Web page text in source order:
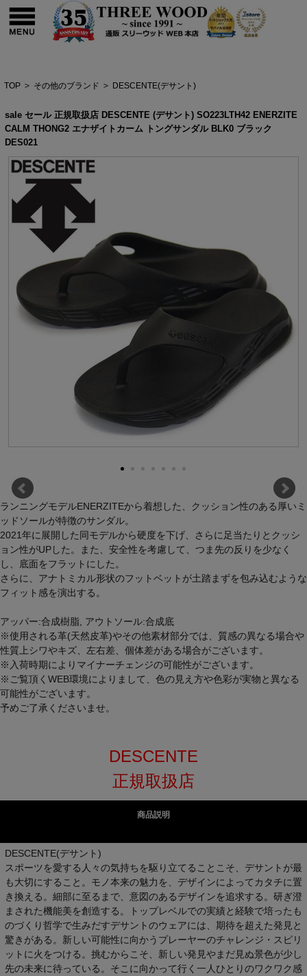
TOP > その他のブランド > DESCENTE(デサント)
sale セール 正規取扱店 DESCENTE (デサント) SO223LTH42 ENERZITE
CALM THONG2 エナザイトカーム トングサンダル BLK0 ブラック
DES021
ランニングモデルENERZITEから着想した、クッション性のある厚いミ
ッドソールが特徴のサンダル。
2021年に展開した同モデルから硬度を下げ、さらに足当たりとクッシ
ョン性がUPした。また、安全性を考慮して、つま先の反りを少なく
し、底面をフラットにした。
さらに、アナトミカル形状のフットベットが土踏まずを包み込むような
フィット感を演出する。
アッパー:合成樹脂, アウトソール:合成底
※使用される革(天然皮革)やその他素材部分では、質感の異なる場合や
性質上シワやキズ、左右差、個体差がある場合がございます。
※入荷時期によりマイナーチェンジの可能性がございます。
※ご覧頂くWEB環境によりまして、色の見え方や色彩が実物と異なる
可能性がございます。
予めご了承くださいませ。
DESCENTE
正規取扱店
商品説明
DESCENTE(デサント)
スポーツを愛する人々の気持ちを駆り立てることこそ、デサントが最
も大切にすること。モノ本来の魅力を、デザインによってカタチに置
き換える。細部に至るまで、意図のあるデザインを追求する。研ぎ澄
まされた機能美を創造する。トップレベルでの実績と経験で培ったも
のづくり哲学で生みだすデサントのウェアには、期待を超えた発見と
驚きがある。新しい可能性に向かうプレーヤーのチャレンジ・スピリ
ットに火をつける。挑むからこそ、新しい発見やまだ見ぬ景色が少し
先の未来に待っている。そこに向かって行く一人ひとりのワクワク感